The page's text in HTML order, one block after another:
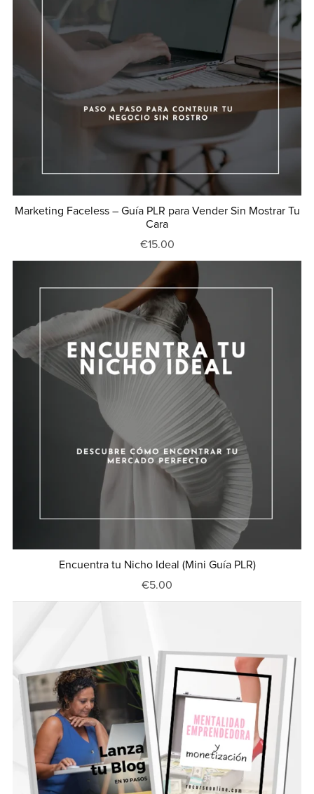
Marketing Faceless – Guía PLR para Vender Sin Mostrar Tu
Cara
€15.00
Encuentra tu Nicho Ideal (Mini Guía PLR)
€5.00